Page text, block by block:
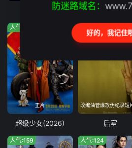
灵魂伴侣 灵猪降妖
正片
人气:1143
超级少女(2026)
人气:1018
后室
人气:159 人气:124
防迷路域名：
好的，我记住